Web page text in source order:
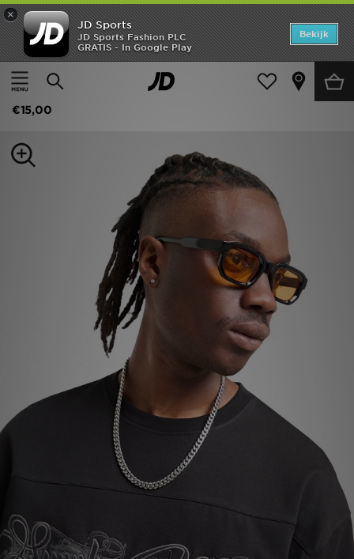
×
JD Sports
JD Sports Fashion PLC
GRATIS - In Google Play
Bekijk
Thuis
Dames Damesaccessoires Zonnebrillen
Supply & Demand Tokyo Sunglasses
€15,00
Home
Offers
Dames
Vind een winkel
Bestelling traceren
Download de app